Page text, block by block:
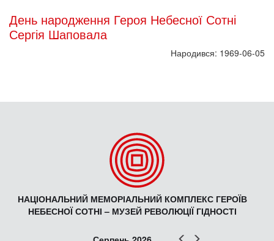
День народження Героя Небесної Сотні
Сергія Шаповала
Народився: 1969-06-05
НАЦІОНАЛЬНИЙ МЕМОРІАЛЬНИЙ КОМПЛЕКС ГЕРОЇВ
НЕБЕСНОЇ СОТНІ – МУЗЕЙ РЕВОЛЮЦІЇ ГІДНОСТІ
Попер